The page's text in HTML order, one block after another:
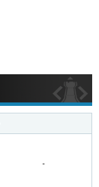
-